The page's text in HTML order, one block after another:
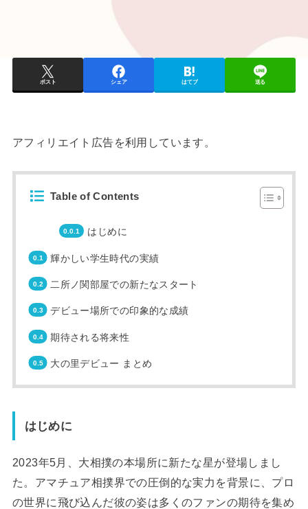
ポスト シェア はてブ 送る
アフィリエイト広告を利用しています。
Table of Contents
はじめに
輝かしい学生時代の実績
二所ノ関部屋での新たなスタート
デビュー場所での印象的な成績
期待される将来性
大の里デビュー まとめ
はじめに
2023年5月、大相撲の本場所に新たな星が登場しまし
た。アマチュア相撲界での圧倒的な実力を背景に、プロ
の世界に飛び込んだ彼の姿は多くのファンの期待を集め